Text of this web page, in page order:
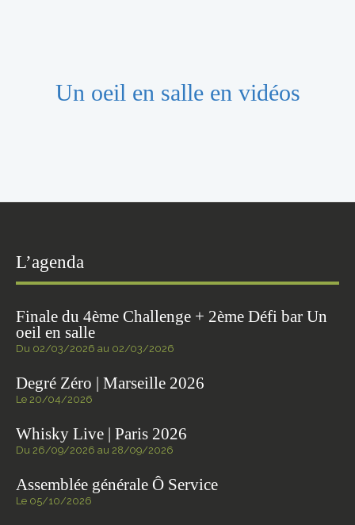
Un oeil en salle en vidéos
L’agenda
Finale du 4ème Challenge + 2ème Défi bar Un
oeil en salle
Du 02/03/2026 au 02/03/2026
Degré Zéro | Marseille 2026
Le 20/04/2026
Whisky Live | Paris 2026
Du 26/09/2026 au 28/09/2026
Assemblée générale Ô Service
Le 05/10/2026